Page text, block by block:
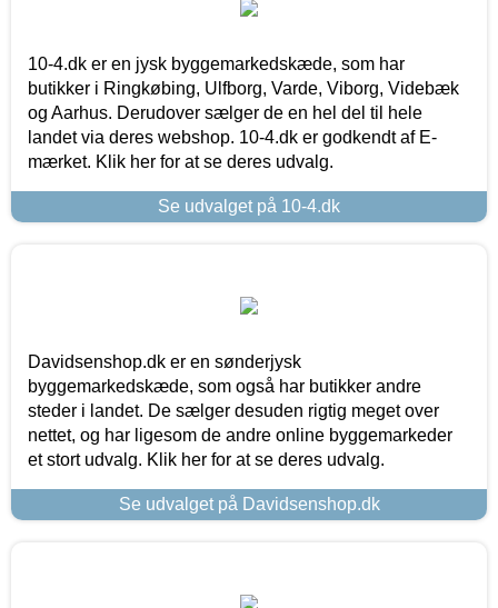
10-4.dk er en jysk byggemarkedskæde, som har
butikker i Ringkøbing, Ulfborg, Varde, Viborg, Videbæk
og Aarhus. Derudover sælger de en hel del til hele
landet via deres webshop. 10-4.dk er godkendt af E-
mærket. Klik her for at se deres udvalg.
Se udvalget på 10-4.dk
Davidsenshop.dk er en sønderjysk
byggemarkedskæde, som også har butikker andre
steder i landet. De sælger desuden rigtig meget over
nettet, og har ligesom de andre online byggemarkeder
et stort udvalg. Klik her for at se deres udvalg.
Se udvalget på Davidsenshop.dk